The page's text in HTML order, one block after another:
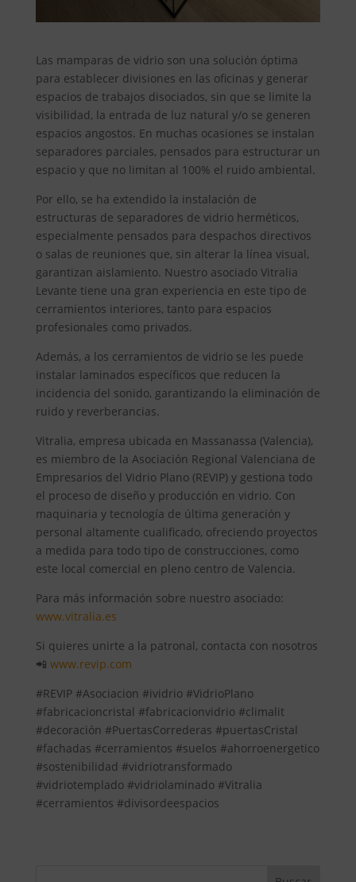
Las mamparas de vidrio son una solución óptima
para establecer divisiones en las oficinas y generar
espacios de trabajos disociados, sin que se limite la
visibilidad, la entrada de luz natural y/o se generen
espacios angostos. En muchas ocasiones se instalan
separadores parciales, pensados para estructurar un
espacio y que no limitan al 100% el ruido ambiental.
Por ello, se ha extendido la instalación de
estructuras de separadores de vidrio herméticos,
especialmente pensados para despachos directivos
o salas de reuniones que, sin alterar la línea visual,
garantizan aislamiento. Nuestro asociado Vitralia
Levante tiene una gran experiencia en este tipo de
cerramientos interiores, tanto para espacios
profesionales como privados.
Además, a los cerramientos de vidrio se les puede
instalar laminados específicos que reducen la
incidencia del sonido, garantizando la eliminación de
ruido y reverberancias.
Vitralia, empresa ubicada en Massanassa (Valencia),
es miembro de la Asociación Regional Valenciana de
Empresarios del Vidrio Plano (REVIP) y gestiona todo
el proceso de diseño y producción en vidrio. Con
maquinaria y tecnología de última generación y
personal altamente cualificado, ofreciendo proyectos
a medida para todo tipo de construcciones, como
este local comercial en pleno centro de Valencia.
Para más información sobre nuestro asociado:
www.vitralia.es
Si quieres unirte a la patronal, contacta con nosotros
📲 www.revip.com
#REVIP #Asociacion #ividrio #VidrioPlano
#fabricacioncristal #fabricacionvidrio #climalit
#decoración #PuertasCorrederas #puertasCristal
#fachadas #cerramientos #suelos #ahorroenergetico
#sostenibilidad #vidriotransformado
#vidriotemplado #vidriolaminado #Vitralia
#cerramientos #divisordeespacios